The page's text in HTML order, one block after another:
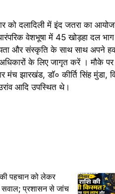
को दलादिली में इंद जतरा का
वेशभूषा में 45 खोड़हा दल
और संस्कृति के साथ साथ अपने
के लिए जागृत करें । मौके
मंच झारखंड, डाॅ० कीर्ति सिंह मुंडा,
आदि उपस्थित थे।
पहचान को लेकर
सवाल; प्रशासन से जांच